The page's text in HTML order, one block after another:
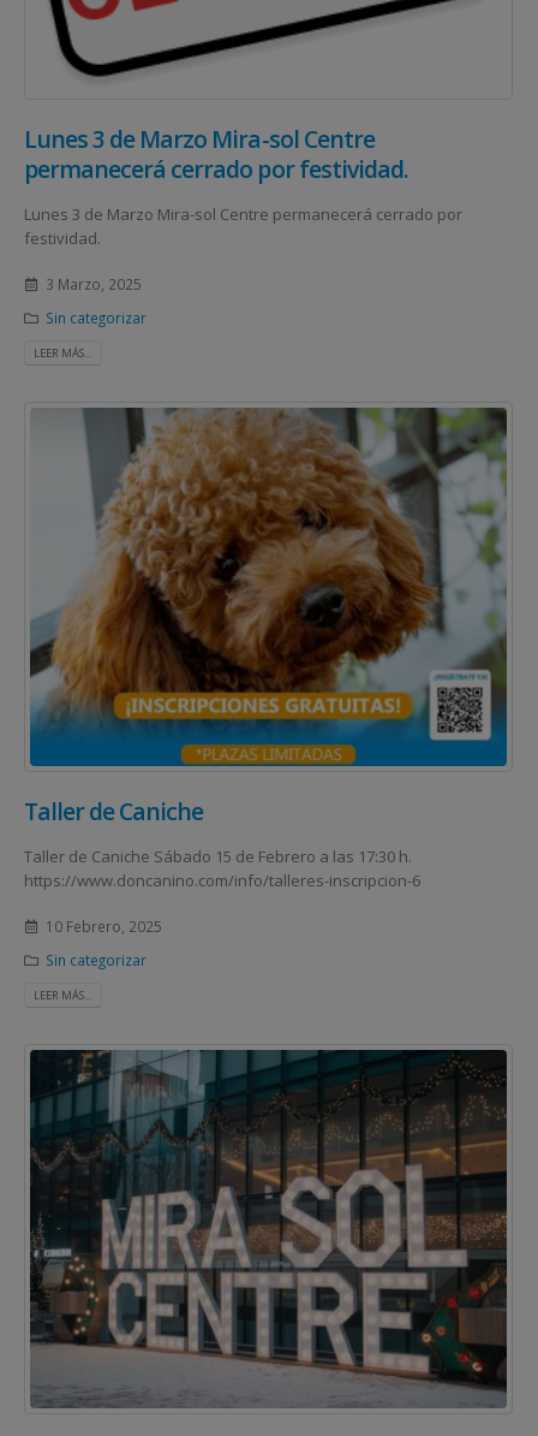
Lunes 3 de Marzo Mira-sol Centre
permanecerá cerrado por festividad.
Lunes 3 de Marzo Mira-sol Centre permanecerá cerrado por
festividad.
3 Marzo, 2025
Sin categorizar
LEER MÁS...
Taller de Caniche
Taller de Caniche Sábado 15 de Febrero a las 17:30 h.
https://www.doncanino.com/info/talleres-inscripcion-6
10 Febrero, 2025
Sin categorizar
LEER MÁS...